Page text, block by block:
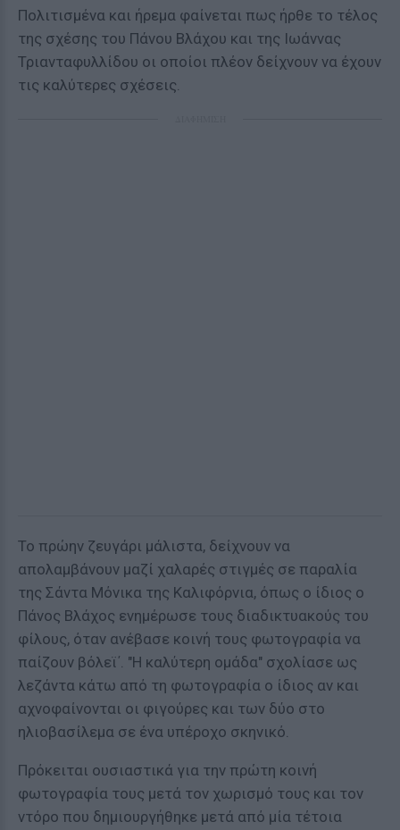
Πολιτισμένα και ήρεμα φαίνεται πως ήρθε το τέλος
της σχέσης του Πάνου Βλάχου και της Ιωάννας
Τριανταφυλλίδου οι οποίοι πλέον δείχνουν να έχουν
τις καλύτερες σχέσεις.
Το πρώην ζευγάρι μάλιστα, δείχνουν να
απολαμβάνουν μαζί χαλαρές στιγμές σε παραλία
της Σάντα Μόνικα της Καλιφόρνια, όπως ο ίδιος ο
Πάνος Βλάχος ενημέρωσε τους διαδικτυακούς του
φίλους, όταν ανέβασε κοινή τους φωτογραφία να
παίζουν βόλεϊ΄. "Η καλύτερη ομάδα" σχολίασε ως
λεζάντα κάτω από τη φωτογραφία ο ίδιος αν και
αχνοφαίνονται οι φιγούρες και των δύο στο
ηλιοβασίλεμα σε ένα υπέροχο σκηνικό.
Πρόκειται ουσιαστικά για την πρώτη κοινή
φωτογραφία τους μετά τον χωρισμό τους και τον
ντόρο που δημιουργήθηκε μετά από μία τέτοια